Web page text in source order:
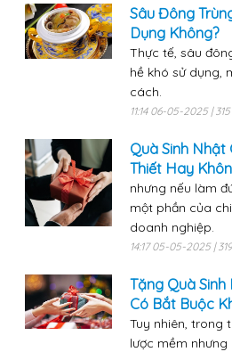
Sâu Đông
Dụng Không?
Thực tế, sâu
hề khó sử dụng,
cách.
11:14 06-05-2025 |
Quà Sinh Nhật
Thiết Hay
nhưng nếu làm
một phần của
doanh nghiệp.
14:17 05-05-2025 |
Tặng Quà
Có Bắt Buộc
Tuy nhiên, trong
lược mềm